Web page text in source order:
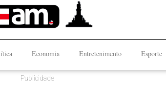
Economia Entretenimento Esporte
Publicidade